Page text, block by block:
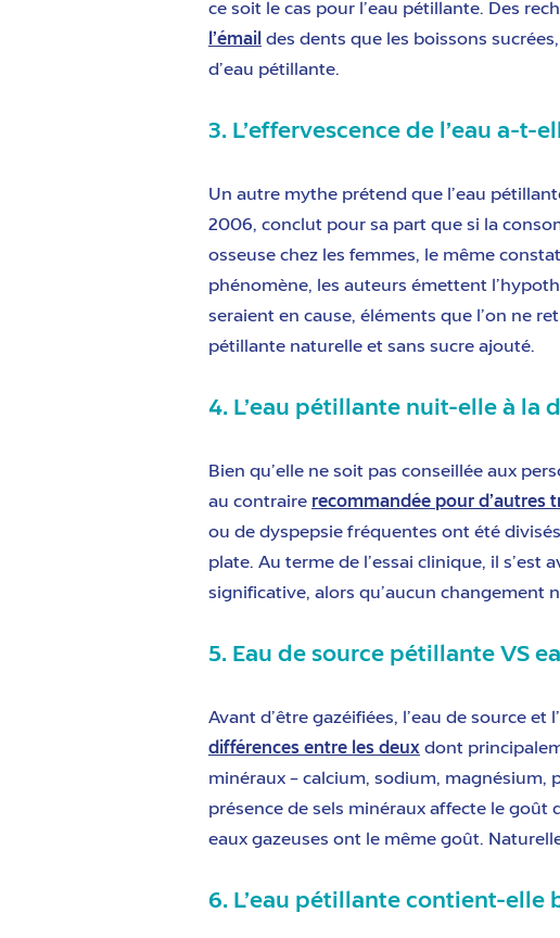
ce soit le cas pour l’eau pétillante. Des
l’émail des dents que les boissons
d’eau pétillante.
3. L’effervescence de l’eau a-t-
Un autre mythe prétend que l’eau
2006, conclut pour sa part que si la
osseuse chez les femmes, le même
phénomène, les auteurs émettent
seraient en cause, éléments que l’on ne
pétillante naturelle et sans sucre ajouté.
4. L’eau pétillante nuit-elle à la
Bien qu’elle ne soit pas conseillée aux
au contraire recommandée pour d’autres
ou de dyspepsie fréquentes ont été divisés
plate. Au terme de l’essai clinique, il s’est
significative, alors qu’aucun changement
5. Eau de source pétillante VS
Avant d’être gazéifiées, l’eau de source
différences entre les deux dont
minéraux – calcium, sodium, magnésium,
présence de sels minéraux affecte le goût
eaux gazeuses ont le même goût.
6. L’eau pétillante contient-elle